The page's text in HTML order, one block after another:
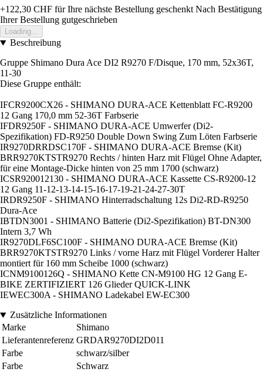
+122,30 CHF für Ihre nächste Bestellung geschenkt Nach Bestätigung
Ihrer Bestellung gutgeschrieben
Loading...
Beschreibung
Gruppe Shimano Dura Ace DI2 R9270 F/Disque, 170 mm, 52x36T,
11-30
Diese Gruppe enthält:
IFCR9200CX26 - SHIMANO DURA-ACE Kettenblatt FC-R9200
12 Gang 170,0 mm 52-36T Farbserie
IFDR9250F - SHIMANO DURA-ACE Umwerfer (Di2-
Spezifikation) FD-R9250 Double Down Swing Zum Löten Farbserie
IR9270DRRDSC170F - SHIMANO DURA-ACE Bremse (Kit)
BRR9270KTSTR9270 Rechts / hinten Harz mit Flügel Ohne Adapter,
für eine Montage-Dicke hinten von 25 mm 1700 (schwarz)
ICSR920012130 - SHIMANO DURA-ACE Kassette CS-R9200-12
12 Gang 11-12-13-14-15-16-17-19-21-24-27-30T
IRDR9250F - SHIMANO Hinterradschaltung 12s Di2-RD-R9250
Dura-Ace
IBTDN3001 - SHIMANO Batterie (Di2-Spezifikation) BT-DN300
Intern 3,7 Wh
IR9270DLF6SC100F - SHIMANO DURA-ACE Bremse (Kit)
BRR9270KTSTR9270 Links / vorne Harz mit Flügel Vorderer Halter
montiert für 160 mm Scheibe 1000 (schwarz)
ICNM9100126Q - SHIMANO Kette CN-M9100 HG 12 Gang E-
BIKE ZERTIFIZIERT 126 Glieder QUICK-LINK
IEWEC300A - SHIMANO Ladekabel EW-EC300
Zusätzliche Informationen
Marke
Shimano
Lieferantenreferenz GRDAR9270DI2D011
Farbe
schwarz/silber
Farbe
Schwarz